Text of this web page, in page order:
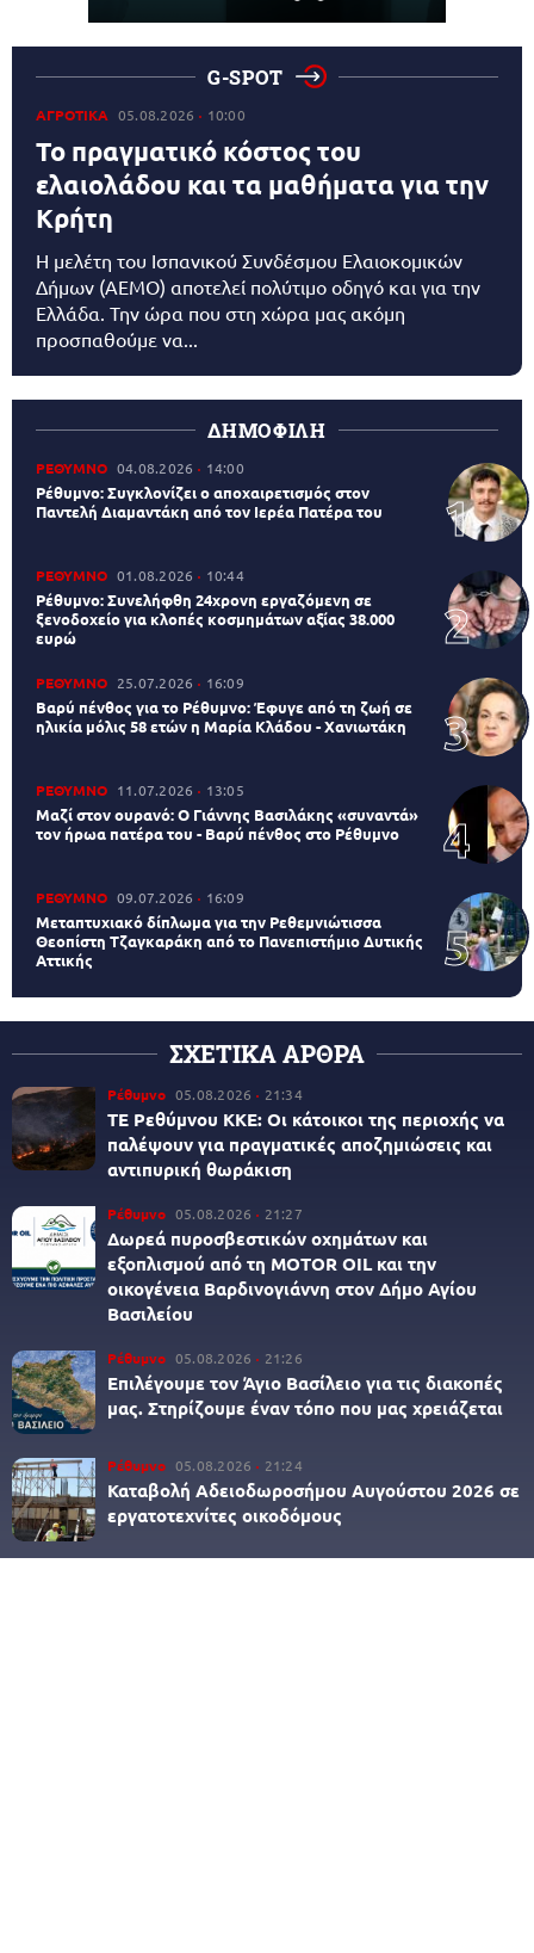
G-SPOT
ΑΓΡΟΤΙΚΑ 05.08.2026 10:00
Το πραγματικό κόστος του
ελαιολάδου και τα μαθήματα για την
Κρήτη
Η μελέτη του Ισπανικού Συνδέσμου Ελαιοκομικών
Δήμων (AEMO) αποτελεί πολύτιμο οδηγό και για την
Ελλάδα. Την ώρα που στη χώρα μας ακόμη
προσπαθούμε να...
ΔΗΜΟΦΙΛΗ
ΡΕΘΥΜΝΟ 04.08.2026 14:00
Ρέθυμνο: Συγκλονίζει ο αποχαιρετισμός στον
Παντελή Διαμαντάκη από τον Ιερέα Πατέρα του
ΡΕΘΥΜΝΟ 01.08.2026 10:44
Ρέθυμνο: Συνελήφθη 24χρονη εργαζόμενη σε
ξενοδοχείο για κλοπές κοσμημάτων αξίας 38.000
ευρώ
ΡΕΘΥΜΝΟ 25.07.2026 16:09
Βαρύ πένθος για το Ρέθυμνο: Έφυγε από τη ζωή σε
ηλικία μόλις 58 ετών η Μαρία Κλάδου - Χανιωτάκη
ΡΕΘΥΜΝΟ 11.07.2026 13:05
Μαζί στον ουρανό: Ο Γιάννης Βασιλάκης «συναντά»
τον ήρωα πατέρα του - Βαρύ πένθος στο Ρέθυμνο
ΡΕΘΥΜΝΟ 09.07.2026 16:09
Μεταπτυχιακό δίπλωμα για την Ρεθεμνιώτισσα
Θεοπίστη Τζαγκαράκη από το Πανεπιστήμιο Δυτικής
Αττικής
ΣΧΕΤΙΚΑ ΑΡΘΡΑ
Ρέθυμνο 05.08.2026 21:34
ΤΕ Ρεθύμνου ΚΚΕ: Οι κάτοικοι της περιοχής να
παλέψουν για πραγματικές αποζημιώσεις και
αντιπυρική θωράκιση
Ρέθυμνο 05.08.2026 21:27
Δωρεά πυροσβεστικών οχημάτων και
εξοπλισμού από τη MOTOR OIL και την
οικογένεια Βαρδινογιάννη στον Δήμο Αγίου
Βασιλείου
Ρέθυμνο 05.08.2026 21:26
Επιλέγουμε τον Άγιο Βασίλειο για τις διακοπές
μας. Στηρίζουμε έναν τόπο που μας χρειάζεται
Ρέθυμνο 05.08.2026 21:24
Καταβολή Αδειοδωροσήμου Αυγούστου 2026 σε
εργατοτεχνίτες οικοδόμους